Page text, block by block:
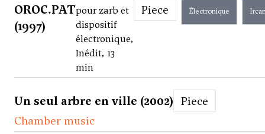
OROC.PAT
(1997)
pour zarb et
dispositif
électronique,
Inédit, 13
min
Piece Électronique
Un seul arbre en ville (2002)
Piece
Chamber music